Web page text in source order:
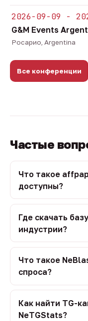
2026-09-09 -
G&M Events
Росарио, Argentina
Все конференции
Частые
Что такое
доступны?
Где скачать
индустрии?
Что такое
спроса?
Как найти TG-
NeTGStats?